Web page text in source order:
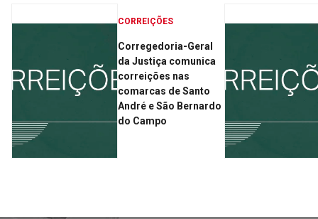
CORREIÇÕES
Corregedoria-Geral
da Justiça comunica
correições nas
comarcas de Santo
André e São Bernardo
do Campo